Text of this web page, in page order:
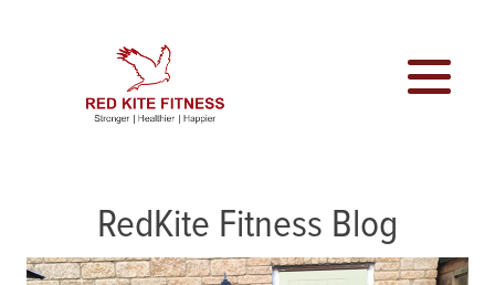
RedKite Fitness Blog